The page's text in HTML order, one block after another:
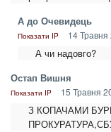
А до Очевидець
Показати IP 14
А чи надовго?
Остап Вишня
Показати IP 15 Травня
З КОПАЧАМИ